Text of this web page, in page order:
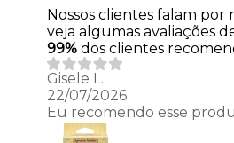
Nossos clientes falam por
veja algumas avaliações
99% dos clientes
Gisele L.
22/07/2026
Eu recomendo esse